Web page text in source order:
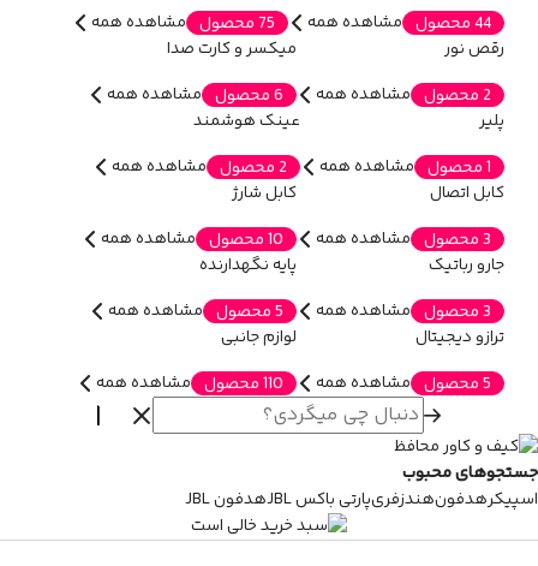
44 محصول
مشاهده همه
75 محصول
مشاهده همه
رقص نور
2 محصول
مشاهده همه
میکسر و کارت صدا
6 محصول
مشاهده همه
پلیر
1 محصول
مشاهده همه
عینک هوشمند
2 محصول
مشاهده همه
کابل اتصال
3 محصول
مشاهده همه
کابل شارژ
10 محصول
مشاهده همه
جارو رباتیک
3 محصول
مشاهده همه
پایه نگهدارنده
5 محصول
مشاهده همه
ترازو دیجیتال
5 محصول
مشاهده همه
لوازم جانبی
110 محصول
مشاهده همه
جستجوهای محبوب
اسپیکرهدفونهندزفریپارتی باکس JBL هدفون JBL